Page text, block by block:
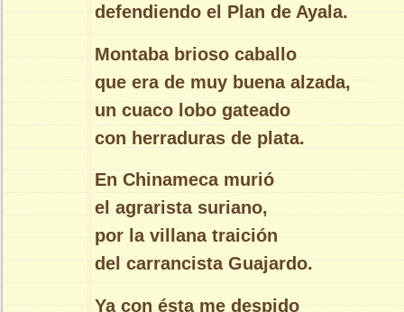
defendiendo el Plan de Ayala.
Montaba brioso caballo
que era de muy buena alzada,
un cuaco lobo gateado
con herraduras de plata.
En Chinameca murió
el agrarista suriano,
por la villana traición
del carrancista Guajardo.
Ya con ésta me despido